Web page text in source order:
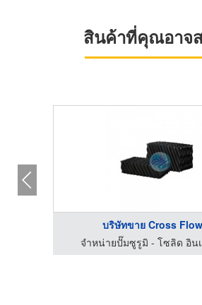
สินค้าที่คุณอาจ
บริษัทขาย Cross
จำหน่ายปั๊มซูรูมิ - โซลิด อิน